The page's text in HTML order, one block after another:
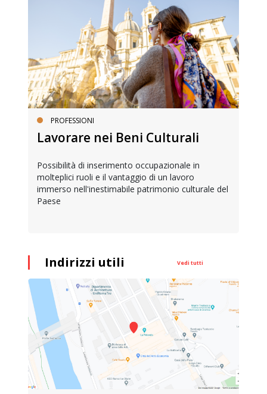
PROFESSIONI
Lavorare nei Beni Culturali
Possibilità di inserimento occupazionale in
molteplici ruoli e il vantaggio di un lavoro
immerso nell'inestimabile patrimonio culturale del
Paese
Indirizzi utili Vedi tutti